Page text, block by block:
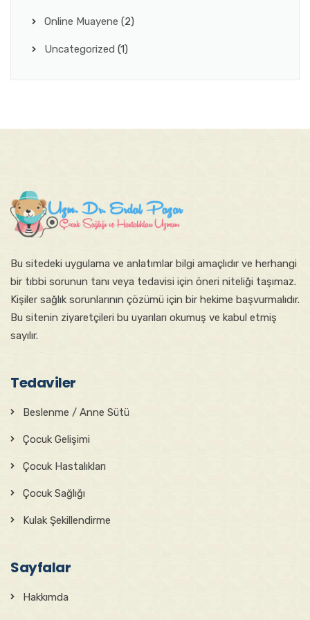
Online Muayene (2)
Uncategorized (1)
Bu sitede​ki​​ uygulama ve anlatımlar ​bilgi amaçlıdır ve herhangi
bir tıbbi sorunun tanı veya tedavisi için öneri niteliği taşımaz.
Kişiler sağlık sorunlarının çözümü için bir hekime başvurmalıdır.
Bu sitenin ziyaretçileri bu uyarıları okumuş ve kabul etmiş
sayılır.
Tedaviler
Beslenme / Anne Sütü
Çocuk Gelişimi
Çocuk Hastalıkları
Çocuk Sağlığı
Kulak Şekillendirme
Sayfalar
Hakkımda